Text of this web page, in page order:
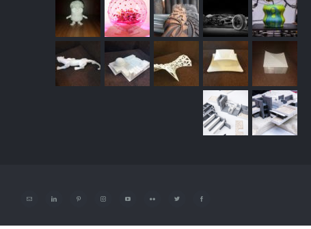
Facebook
Twitter
Flickr
YouTube
Instagram
Pinterest
LinkedIn
پست